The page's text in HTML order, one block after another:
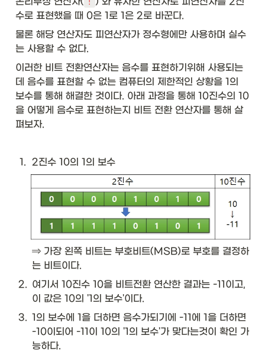
수로 표현했을 때 0은 1로 1은 2로 바꾼다.
물론 해당 연산자도 피연산자가 정수형에만 사용하며 실수
는 사용할 수 없다.
이러한 비트 전환연산자는 음수를 표현하기위해 사용되는
데 음수를 표현할 수 없는 컴퓨터의 제한적인 상황을 1의
보수를 통해 해결한 것이다. 아래 과정을 통해 10진수의 10
을 어떻게 음수로 표현하는지 비트 전환 연산자를 통해 살
펴보자.
1 . 2진수 10의 1의 보수
⇒ 가장 왼쪽 비트는 부호비트(MSB)로 부호를 결정하
는 비트이다.
2. 여기서 10진수 10을 비트전환 연산한 결과는 -11이고,
이 값은 10의 '1의 보수'이다.
3. 1의 보수에 1을 더하면 음수가되기에 -11에 1을 더하면
-10이되어 -11이 10의 '1의 보수'가 맞다는것이 확인 가
능하다.